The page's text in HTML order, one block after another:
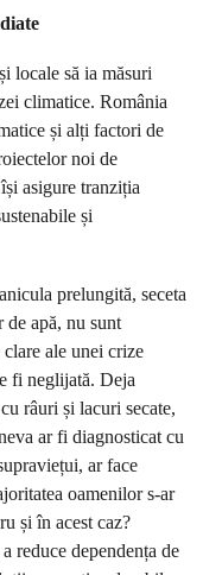
locale să ia măsuri
climatice. România
și alți factori de
noi de
asigure tranziția
și
prelungită, seceta
de apă, nu sunt
ale unei crize
fi neglijată. Deja
râuri și lacuri secate,
ar fi diagnosticat cu
ar face
oamenilor s-ar
și în acest caz?
reduce dependența de